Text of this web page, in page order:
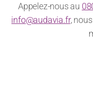
Appelez-nous au
info@audavia.fr,